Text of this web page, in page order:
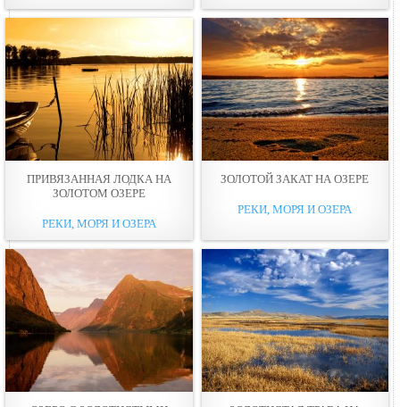
ПРИВЯЗАННАЯ ЛОДКА НА
ЗОЛОТОМ ОЗЕРЕ
РЕКИ, МОРЯ И ОЗЕРА
ЗОЛОТОЙ ЗАКАТ НА ОЗЕРЕ
РЕКИ, МОРЯ И ОЗЕРА